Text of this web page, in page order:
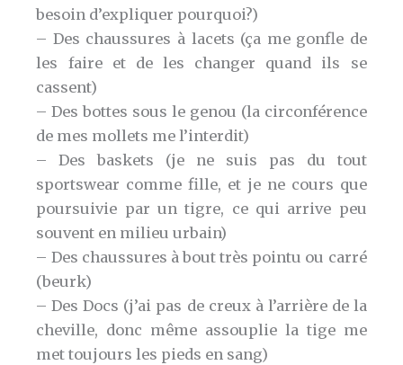
besoin d’expliquer pourquoi?)
– Des chaussures à lacets (ça me gonfle de
les faire et de les changer quand ils se
cassent)
– Des bottes sous le genou (la circonférence
de mes mollets me l’interdit)
– Des baskets (je ne suis pas du tout
sportswear comme fille, et je ne cours que
poursuivie par un tigre, ce qui arrive peu
souvent en milieu urbain)
– Des chaussures à bout très pointu ou carré
(beurk)
– Des Docs (j’ai pas de creux à l’arrière de la
cheville, donc même assouplie la tige me
met toujours les pieds en sang)